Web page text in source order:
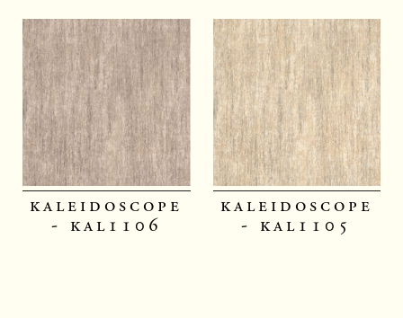
kaleidoscope
- kal1106
kaleidoscope
- kal1105